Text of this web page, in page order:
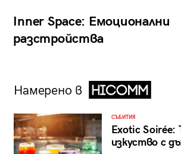
Inner Space: Емоционални
разстройства
Намерено в
СЪБИТИЯ
Exotic Soirée:
изкуство с